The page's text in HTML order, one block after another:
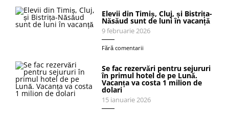
Elevii din Timiș, Cluj, și Bistrița-
Năsăud sunt de luni în vacanță
9 februarie 2026
Fără comentarii
Se fac rezervări pentru sejururi
în primul hotel de pe Lună.
Vacanța va costa 1 milion de
dolari
15 ianuarie 2026